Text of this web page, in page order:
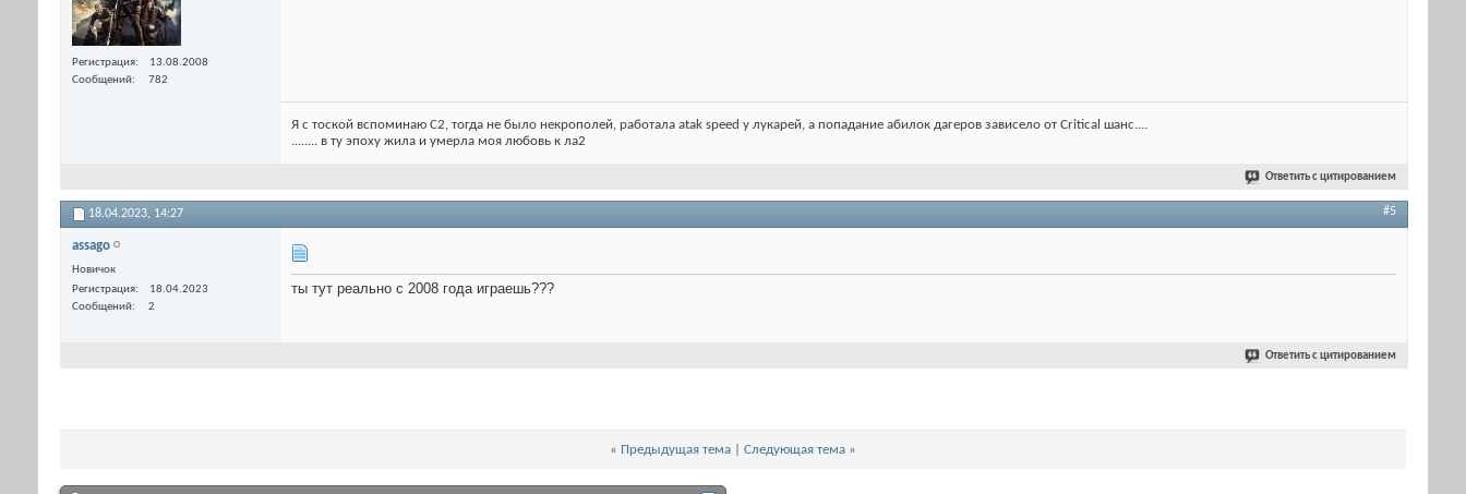
Регистрация
13.08.2008
Сообщений
782
Я с тоской вспоминаю С2, тогда не было некрополей, работала atak speed у лукарей, а попадание абилок дагеров зависело от Critical шанс....
........ в ту эпоху жила и умерла моя любовь к ла2
Ответить с цитированием
18.04.2023, 14:27 #5
assago
Новичок
Регистрация
18.04.2023
Сообщений
2
ты тут реально с 2008 года играешь???
Ответить с цитированием
« Предыдущая тема Следующая тема »